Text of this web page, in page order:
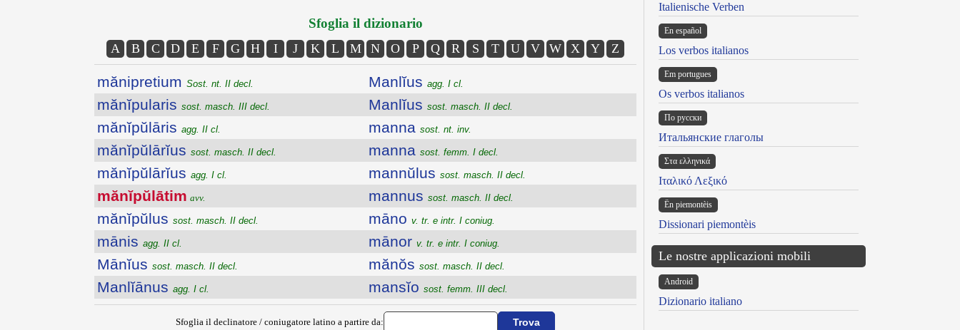
Sfoglia il dizionario
A B C D E F G H I J K L M N O P Q R S T U V W X Y Z
mănipretium Sost. nt. II decl.
mănĭpularis sost. masch. III decl.
mănĭpŭlāris agg. II cl.
mănĭpŭlārĭus sost. masch. II decl.
mănĭpŭlārĭus agg. I cl.
mănĭpŭlātim avv.
mănĭpŭlus sost. masch. II decl.
mānis agg. II cl.
Mānĭus sost. masch. II decl.
Manlĭānus agg. I cl.
Manlĭus agg. I cl.
Manlĭus sost. masch. II decl.
manna sost. nt. inv.
manna sost. femm. I decl.
mannŭlus sost. masch. II decl.
mannus sost. masch. II decl.
māno v. tr. e intr. I coniug.
mānor v. tr. e intr. I coniug.
mănŏs sost. masch. II decl.
mansĭo sost. femm. III decl.
Sfoglia il declinatore / coniugatore latino a partire da:
Italienische Verben
En español
Los verbos italianos
Em portugues
Os verbos italianos
По русски
Итальянские глаголы
Στα ελληνικά
Ιταλικό Λεξικό
Ën piemontèis
Dissionari piemontèis
Le nostre applicazioni mobili
Android
Dizionario italiano